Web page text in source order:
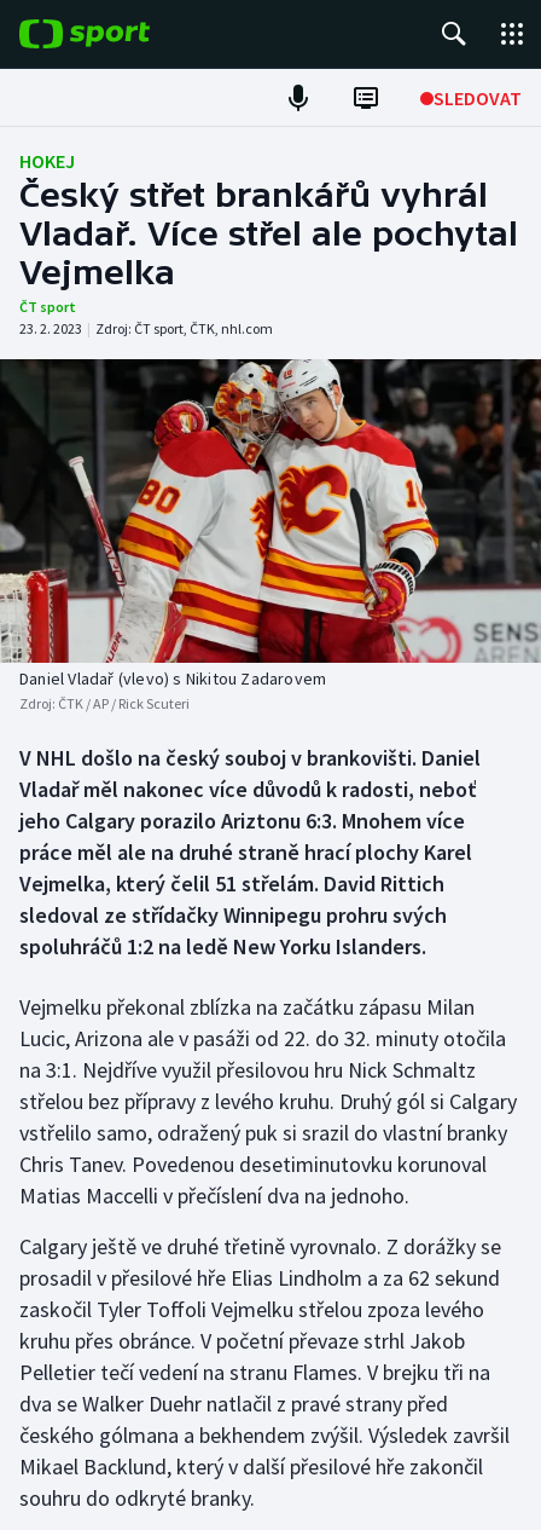
SLEDOVAT
Fotbal
Hokej
Tenis
Atletika
Cyklistika
DALŠÍ SPORTY
Americký fotbal
Baseball a softbal
Basketbal
Biatlon
Box
Curling
Dostihy
Futsal
Golf
Gymnastika
Házená
Jezdectví
Judo
Krasobruslení
Lezení
Lyže a snowboard
NEPŘEHLÉDNĚTE
Soutěže
Historické návraty
Aplikace ČT sport
HOKEJ
Český střet brankářů vyhrál
Vladař. Více střel ale pochytal
Vejmelka
ČT sport
23. 2. 2023 | Zdroj: ČT sport, ČTK, nhl.com
Daniel Vladař (vlevo) s Nikitou Zadarovem
Zdroj: ČTK / AP / Rick Scuteri
V NHL došlo na český souboj v brankovišti. Daniel
Vladař měl nakonec více důvodů k radosti, neboť
jeho Calgary porazilo Ariztonu 6:3. Mnohem více
práce měl ale na druhé straně hrací plochy Karel
Vejmelka, který čelil 51 střelám. David Rittich
sledoval ze střídačky Winnipegu prohru svých
spoluhráčů 1:2 na ledě New Yorku Islanders.
Vejmelku překonal zblízka na začátku zápasu Milan
Lucic, Arizona ale v pasáži od 22. do 32. minuty otočila
na 3:1. Nejdříve využil přesilovou hru Nick Schmaltz
střelou bez přípravy z levého kruhu. Druhý gól si Calgary
vstřelilo samo, odražený puk si srazil do vlastní branky
Chris Tanev. Povedenou desetiminutovku korunoval
Matias Maccelli v přečíslení dva na jednoho.
Calgary ještě ve druhé třetině vyrovnalo. Z dorážky se
prosadil v přesilové hře Elias Lindholm a za 62 sekund
zaskočil Tyler Toffoli Vejmelku střelou zpoza levého
kruhu přes obránce. V početní převaze strhl Jakob
Pelletier tečí vedení na stranu Flames. V brejku tři na
dva se Walker Duehr natlačil z pravé strany před
českého gólmana a bekhendem zvýšil. Výsledek završil
Mikael Backlund, který v další přesilové hře zakončil
souhru do odkryté branky.